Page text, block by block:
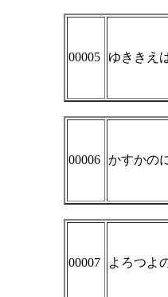
00005 ゆききえ
00006 かすかの
00007 よろつよ